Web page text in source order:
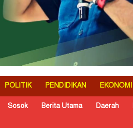
POLITIK PENDIDIKAN EKONOMI
Sosok Berita Utama Daerah